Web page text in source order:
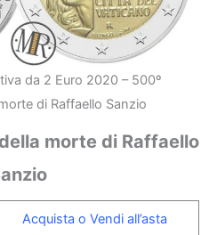
da 2 Euro 2020 – 500º
di Raffaello Sanzio
morte di Raffaello
Acquista o Vendi all’asta